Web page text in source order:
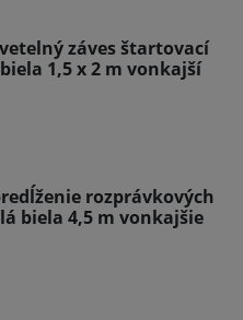
záves štartovací
1,5 x 2 m vonkajší
rozprávkových
biela 4,5 m vonkajšie